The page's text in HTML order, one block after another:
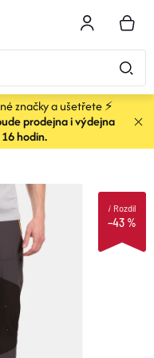
KOŠÍK
značky a ušetřete ⚡
prodejna i výdejna
hodin.
–43 %
iRozdíl